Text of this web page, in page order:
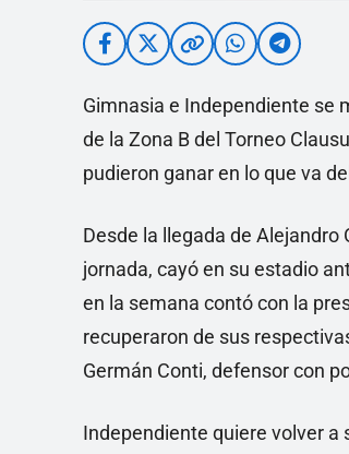
Gimnasia e Independiente se
de la Zona B del Torneo
pudieron ganar en lo que va
Desde la llegada de Alejandro
jornada, cayó en su estadio
en la semana contó con la
recuperaron de sus
Germán Conti, defensor con
Independiente quiere volver a